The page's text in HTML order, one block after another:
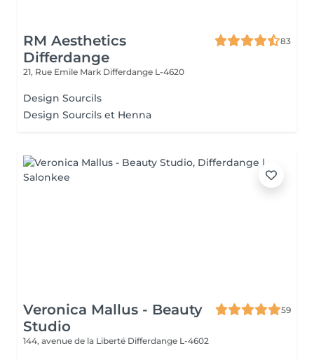
RM Aesthetics
Differdange
83
21, Rue Emile Mark Differdange L-4620
Design Sourcils
Design Sourcils et Henna
Veronica Mallus - Beauty
Studio
59
144, avenue de la Liberté Differdange L-4602